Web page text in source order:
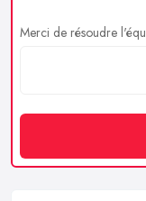
Merci de résoudre